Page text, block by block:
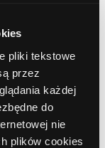
pliki tekstowe
przez
każdej
do
nie
plików cookies
8